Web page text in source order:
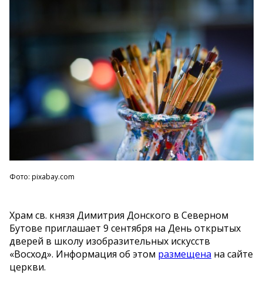
Фото: pixabay.com
Храм св. князя Димитрия Донского в Северном
Бутове приглашает 9 сентября на День открытых
дверей в школу изобразительных искусств
«Восход». Информация об этом размещена на сайте
церкви.